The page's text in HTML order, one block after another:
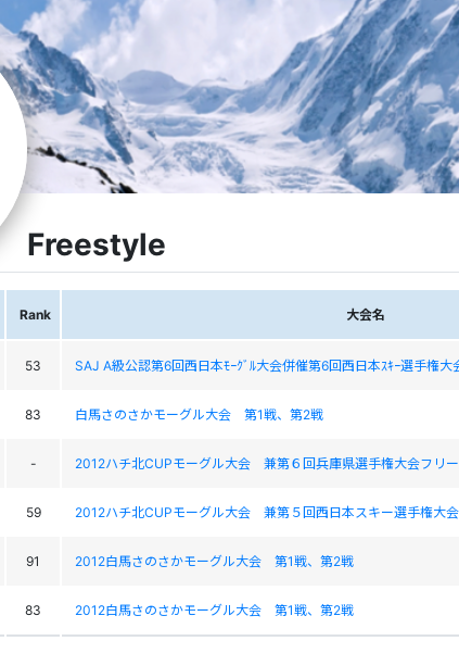
Freestyle
Rank 大会名
53 SAJ A級公認第6回西日本ﾓｰｸﾞﾙ大会併催第6回西日本ｽｷｰ選手権大
83 白馬さのさかモーグル大会 第1戦、第2戦
- 2012ハチ北CUPモーグル大会 兼第６回兵庫県選手権大会フリ
59 2012ハチ北CUPモーグル大会 兼第５回西日本スキー選手権大
91 2012白馬さのさかモーグル大会 第1戦、第2戦
83 2012白馬さのさかモーグル大会 第1戦、第2戦